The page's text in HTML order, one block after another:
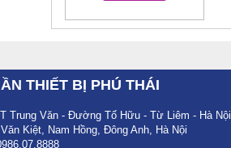
THIẾT BỊ PHÚ THÁI
Trung Văn - Đường Tố Hữu - Từ Liêm - Hà Nội
Kiệt, Nam Hồng, Đông Anh, Hà Nội